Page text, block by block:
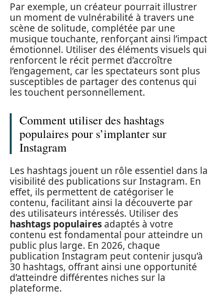
Par exemple, un créateur pourrait illustrer
un moment de vulnérabilité à travers une
scène de solitude, complétée par une
musique touchante, renforçant ainsi l’impact
émotionnel. Utiliser des éléments visuels qui
renforcent le récit permet d’accroître
l’engagement, car les spectateurs sont plus
susceptibles de partager des contenus qui
les touchent personnellement.
Comment utiliser des hashtags
populaires pour s’implanter sur
Instagram
Les hashtags jouent un rôle essentiel dans la
visibilité des publications sur Instagram. En
effet, ils permettent de catégoriser le
contenu, facilitant ainsi la découverte par
des utilisateurs intéressés. Utiliser des
hashtags populaires adaptés à votre
contenu est fondamental pour atteindre un
public plus large. En 2026, chaque
publication Instagram peut contenir jusqu’à
30 hashtags, offrant ainsi une opportunité
d’atteindre différentes niches sur la
plateforme.